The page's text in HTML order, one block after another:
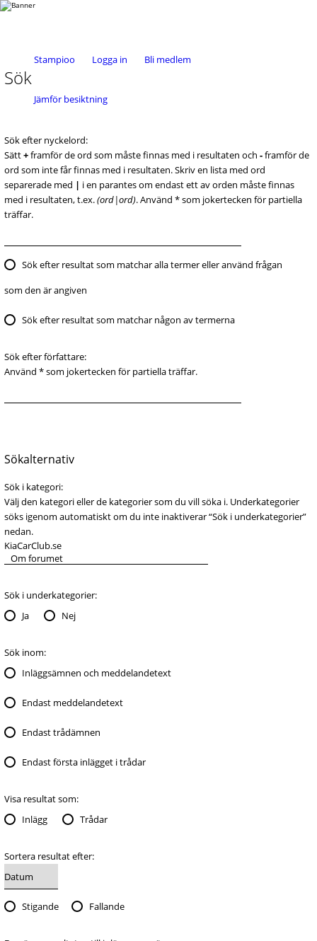
Stampioo Logga in Bli medlem
Jämför besiktning
Sök
Sök efter nyckelord:
Sätt+framför de ord som måste finnas med i resultaten och -framför de
ord som inte får finnas med i resultaten. Skriv en lista med ord
separerade med | i en parantes om endast ett av orden måste finnas
med i resultaten, t.ex.(ord|ord). Använd * som jokertecken för partiella
träffar.
Sök efter resultat som matchar alla termer eller använd frågan
som den är angiven
Sök efter resultat som matchar någon av termerna
Sök efter författare:
Använd * som jokertecken för partiella träffar.
Sökalternativ
Sök i kategori:
Välj den kategori eller de kategorier som du vill söka i. Underkategorier
söks igenom automatiskt om du inte inaktiverar “Sök i underkategorier”
nedan.
Sök i underkategorier:
Ja
Nej
Sök inom:
Inläggsämnen och meddelandetext
Endast meddelandetext
Endast trådämnen
Endast första inlägget i trådar
Visa resultat som:
Inlägg
Trådar
Sortera resultat efter:
Stigande Fallande